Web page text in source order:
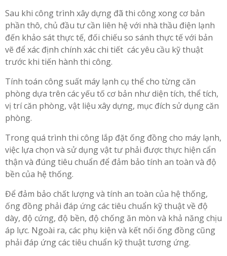
Sau khi công trình xây dựng đã thi công xong cơ bản
phần thô, chủ đầu tư cần liên hệ với nhà thầu điện lạnh
đến khảo sát thực tế, đối chiếu so sánh thực tế với bản
vẽ để xác định chính xác chi tiết các yêu cầu kỹ thuật
trước khi tiến hành thi công.
Tính toán công suất máy lạnh cụ thể cho từng căn
phòng dựa trên các yếu tố cơ bản như diện tích, thể tích,
vị trí căn phòng, vật liệu xây dựng, mục đích sử dụng căn
phòng.
Trong quá trình thi công lắp đặt ống đồng cho máy lạnh,
việc lựa chọn và sử dụng vật tư phải được thực hiện cẩn
thận và đúng tiêu chuẩn để đảm bảo tính an toàn và độ
bền của hệ thống.
Để đảm bảo chất lượng và tính an toàn của hệ thống,
ống đồng phải đáp ứng các tiêu chuẩn kỹ thuật về độ
dày, độ cứng, độ bền, độ chống ăn mòn và khả năng chịu
áp lực. Ngoài ra, các phụ kiện và kết nối ống đồng cũng
phải đáp ứng các tiêu chuẩn kỹ thuật tương ứng.